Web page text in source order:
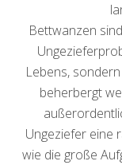
Bettwanzen
Lebens,
beherbergt
Ungeziefer eine
wie die große